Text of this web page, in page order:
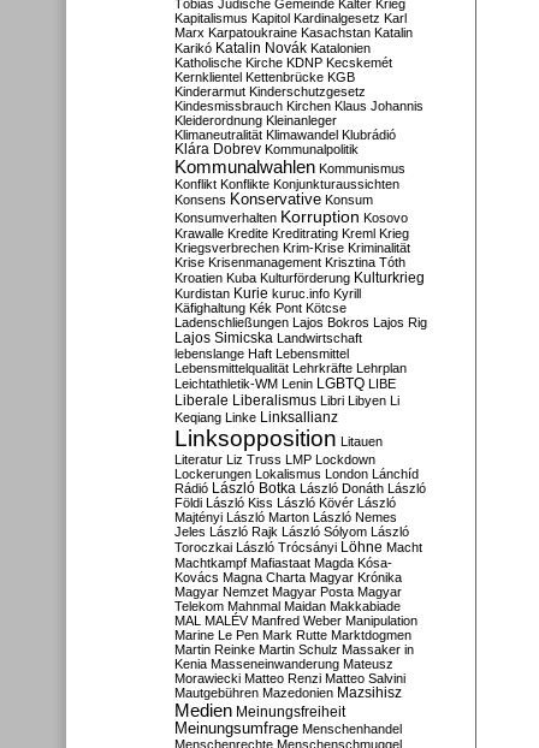
Tóbiás Jüdische Gemeinde Kalter Krieg
Kapitalismus Kapitol Kardinalgesetz Karl
Marx Karpatoukraine Kasachstan Katalin
Karikó Katalin Novák Katalonien
Katholische Kirche KDNP Kecskemét
Kernklientel Kettenbrücke KGB
Kinderarmut Kinderschutzgesetz
Kindesmissbrauch Kirchen Klaus Johannis
Kleiderordnung Kleinanleger
Klimaneutralität Klimawandel Klubrádió
Klára Dobrev Kommunalpolitik
Kommunalwahlen Kommunismus
Konflikt Konflikte Konjunkturaussichten
Konsens Konservative Konsum
Konsumverhalten Korruption Kosovo
Krawalle Kredite Kreditrating Kreml Krieg
Kriegsverbrechen Krim-Krise Kriminalität
Krise Krisenmanagement Krisztina Tóth
Kroatien Kuba Kulturförderung Kulturkrieg
Kurdistan Kurie kuruc.info Kyrill
Käfighaltung Kék Pont Kötcse
Ladenschließungen Lajos Bokros Lajos Rig
Lajos Simicska Landwirtschaft
lebenslange Haft Lebensmittel
Lebensmittelqualität Lehrkräfte Lehrplan
Leichtathletik-WM Lenin LGBTQ LIBE
Liberale Liberalismus Libri Libyen Li
Keqiang Linke Linksallianz
Linksopposition Litauen
Literatur Liz Truss LMP Lockdown
Lockerungen Lokalismus London Lánchíd
Rádió
László Botka László Donáth László
Földi László Kiss László Kövér László
Majtényi László Marton László Nemes
Jeles László Rajk László Sólyom László
Toroczkai László Trócsányi Löhne Macht
Machtkampf Mafiastaat Magda Kósa-
Kovács Magna Charta Magyar Krónika
Magyar Nemzet Magyar Posta Magyar
Telekom Mahnmal Maidan Makkabiade
MAL MALÉV Manfred Weber Manipulation
Marine Le Pen Mark Rutte Marktdogmen
Martin Reinke Martin Schulz Massaker in
Kenia Masseneinwanderung Mateusz
Morawiecki Matteo Renzi Matteo Salvini
Mautgebühren Mazedonien Mazsihisz
Medien Meinungsfreiheit
Meinungsumfrage Menschenhandel
Menschenrechte Menschenschmuggel